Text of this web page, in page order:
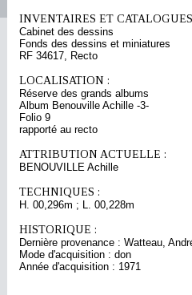
INVENTAIRES ET
Cabinet des dessins
Fonds des dessins et miniatures
RF 34617, Recto
LOCALISATION :
Réserve des grands albums
Album Benouville Achille -3-
Folio 9
rapporté au recto
ATTRIBUTION ACTUELLE :
BENOUVILLE Achille
TECHNIQUES :
H. 00,296m ; L. 00,228m
HISTORIQUE :
Dernière provenance : Watteau,
Mode d'acquisition : don
Année d'acquisition : 1971